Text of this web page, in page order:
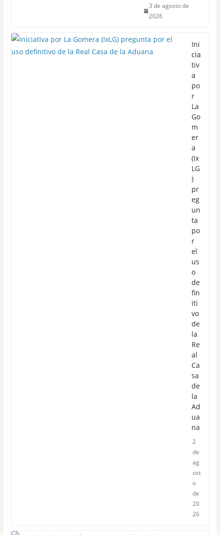
3 de agosto de
2026
Ini
cia
tiv
a
po
r
La
Go
m
er
a
(Ix
LG
)
pr
eg
un
ta
po
r
el
us
o
de
fin
iti
vo
de
la
Re
al
Ca
sa
de
la
Ad
ua
na
2
de
ag
ost
o
de
20
26